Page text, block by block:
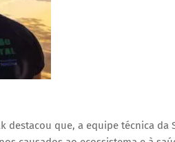
destacou que, a equipe técnica